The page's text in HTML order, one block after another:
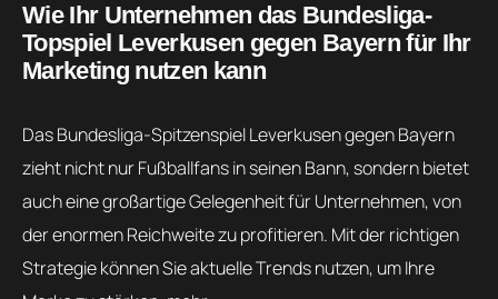
Wie Ihr Unternehmen das Bundesliga-
Topspiel Leverkusen gegen Bayern für Ihr
Marketing nutzen kann
Das Bundesliga-Spitzenspiel Leverkusen gegen Bayern
zieht nicht nur Fußballfans in seinen Bann, sondern bietet
auch eine großartige Gelegenheit für Unternehmen, von
der enormen Reichweite zu profitieren. Mit der richtigen
Strategie können Sie aktuelle Trends nutzen, um Ihre